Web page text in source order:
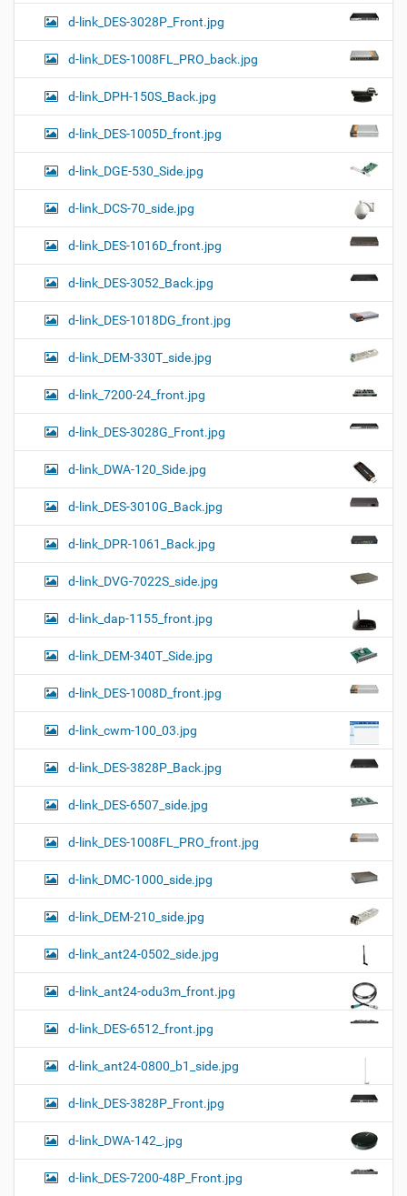
d-link_DES-3028P_Front.jpg
d-link_DES-1008FL_PRO_back.jpg
d-link_DPH-150S_Back.jpg
d-link_DES-1005D_front.jpg
d-link_DGE-530_Side.jpg
d-link_DCS-70_side.jpg
d-link_DES-1016D_front.jpg
d-link_DES-3052_Back.jpg
d-link_DES-1018DG_front.jpg
d-link_DEM-330T_side.jpg
d-link_7200-24_front.jpg
d-link_DES-3028G_Front.jpg
d-link_DWA-120_Side.jpg
d-link_DES-3010G_Back.jpg
d-link_DPR-1061_Back.jpg
d-link_DVG-7022S_side.jpg
d-link_dap-1155_front.jpg
d-link_DEM-340T_Side.jpg
d-link_DES-1008D_front.jpg
d-link_cwm-100_03.jpg
d-link_DES-3828P_Back.jpg
d-link_DES-6507_side.jpg
d-link_DES-1008FL_PRO_front.jpg
d-link_DMC-1000_side.jpg
d-link_DEM-210_side.jpg
d-link_ant24-0502_side.jpg
d-link_ant24-odu3m_front.jpg
d-link_DES-6512_front.jpg
d-link_ant24-0800_b1_side.jpg
d-link_DES-3828P_Front.jpg
d-link_DWA-142_.jpg
d-link_DES-7200-48P_Front.jpg